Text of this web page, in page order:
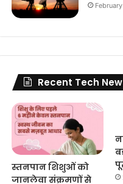
Recent Tech
स्तनपान शिशुओं को
जानलेवा संक्रमणों से